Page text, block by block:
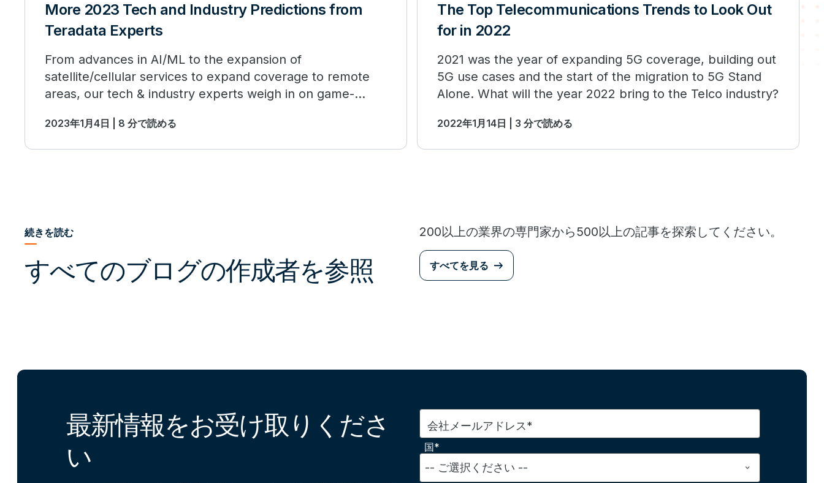
More 2023 Tech and Industry Predictions from
Teradata Experts
From advances in AI/ML to the expansion of
satellite/cellular services to expand coverage to remote
areas, our tech & industry experts weigh in on game-
2023年1月4日 | 8 分で読める
The Top Telecommunications Trends to Look Out
for in 2022
2021 was the year of expanding 5G coverage, building out
5G use cases and the start of the migration to 5G Stand
Alone. What will the year 2022 bring to the Telco industry?
2022年1月14日 | 3 分で読める
続きを読む
すべてのブログの作成者を参照
200以上の業界の専門家から500以上の記事を探索してください。
すべてを見る
最新情報をお受け取りくださ
い
会社メールアドレス*
国*